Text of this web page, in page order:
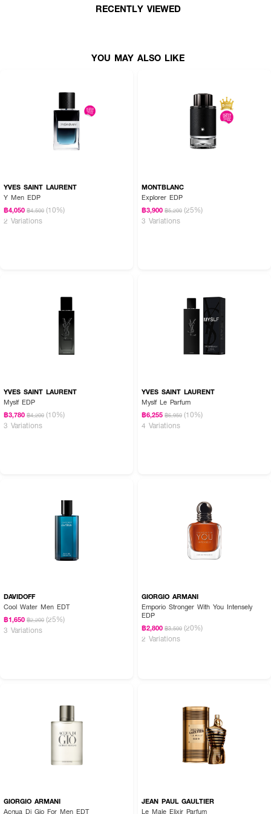
DOLCE & GABBANA K By Dolce&Gabbana EDT
RECENTLY VIEWED
YOU MAY ALSO LIKE
YVES SAINT LAURENT
Y Men EDP
฿4,050 ฿4,500 (10%)
2 Variations
MONTBLANC
Explorer EDP
฿3,900 ฿5,200 (25%)
3 Variations
YVES SAINT LAURENT
Myslf EDP
฿3,780 ฿4,200 (10%)
3 Variations
YVES SAINT LAURENT
Myslf Le Parfum
฿6,255 ฿6,950 (10%)
4 Variations
DAVIDOFF
Cool Water Men EDT
฿1,650 ฿2,200 (25%)
3 Variations
GIORGIO ARMANI
Emporio Stronger With You Intensely
EDP
฿2,800 ฿3,500 (20%)
2 Variations
GIORGIO ARMANI
Acqua Di Gio For Men EDT
JEAN PAUL GAULTIER
Le Male Elixir Parfum